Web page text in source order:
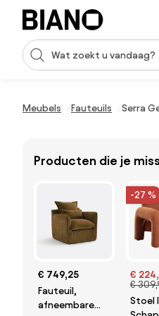
Navigatie overslaan, naar inhoud
Zoekopdracht invoeren
Meubels Fauteuils Serra
Producten die je
€ 749,25
Fauteuil,
afneembare
-27 %
€
€
Stoel